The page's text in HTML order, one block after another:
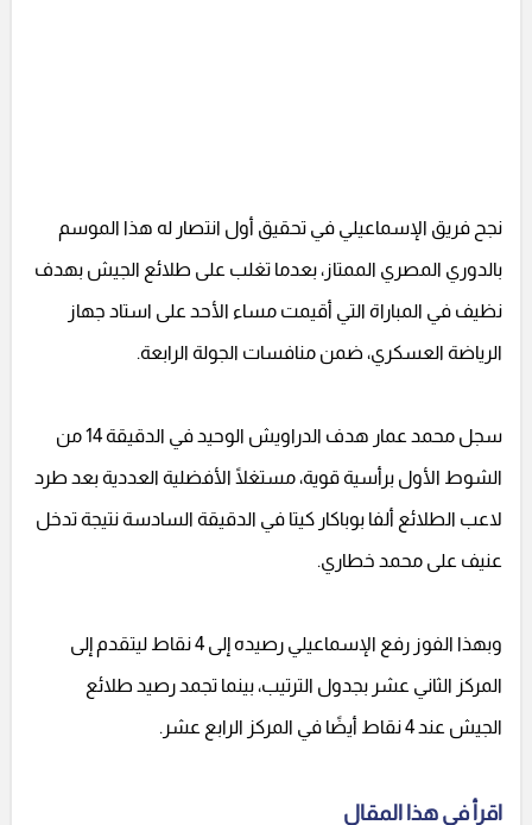
نجح فريق الإسماعيلي في تحقيق أول انتصار له هذا الموسم
بالدوري المصري الممتاز، بعدما تغلب على طلائع الجيش بهدف
نظيف في المباراة التي أقيمت مساء الأحد على استاد جهاز
الرياضة العسكري، ضمن منافسات الجولة الرابعة.
سجل محمد عمار هدف الدراويش الوحيد في الدقيقة 14 من
الشوط الأول برأسية قوية، مستغلًا الأفضلية العددية بعد طرد
لاعب الطلائع ألفا بوباكار كيتا في الدقيقة السادسة نتيجة تدخل
عنيف على محمد خطاري.
وبهذا الفوز رفع الإسماعيلي رصيده إلى 4 نقاط ليتقدم إلى
المركز الثاني عشر بجدول الترتيب، بينما تجمد رصيد طلائع
الجيش عند 4 نقاط أيضًا في المركز الرابع عشر.
اقرأ في هذا المقال